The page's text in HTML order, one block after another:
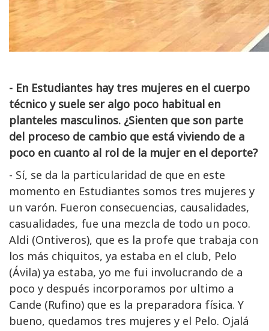
- En Estudiantes hay tres mujeres en el cuerpo
técnico y suele ser algo poco habitual en
planteles masculinos. ¿Sienten que son parte
del proceso de cambio que está viviendo de a
poco en cuanto al rol de la mujer en el deporte?
- Sí, se da la particularidad de que en este
momento en Estudiantes somos tres mujeres y
un varón. Fueron consecuencias, causalidades,
casualidades, fue una mezcla de todo un poco.
Aldi (Ontiveros), que es la profe que trabaja con
los más chiquitos, ya estaba en el club, Pelo
(Ávila) ya estaba, yo me fui involucrando de a
poco y después incorporamos por ultimo a
Cande (Rufino) que es la preparadora física. Y
bueno, quedamos tres mujeres y el Pelo. Ojalá